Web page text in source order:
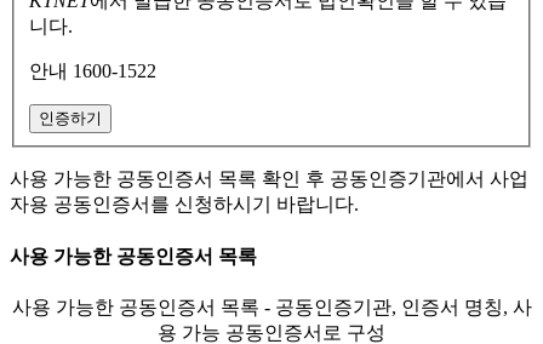
니다.
안내 1600-1522
인증하기
사용 가능한 공동인증서 목록 확인 후 공동인증기관에서 사업
자용 공동인증서를 신청하시기 바랍니다.
사용 가능한 공동인증서 목록
사용 가능한 공동인증서 목록 - 공동인증기관, 인증서 명칭, 사
용 가능 공동인증서로 구성